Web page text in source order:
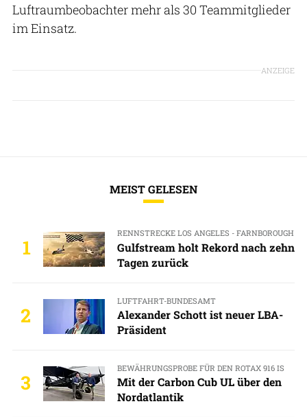
Luftraumbeobachter mehr als 30 Teammitglieder
im Einsatz.
ANZEIGE
MEIST GELESEN
1
RENNSTRECKE LOS ANGELES - FARNBOROUGH
Gulfstream holt Rekord nach zehn
Tagen zurück
2
LUFTFAHRT-BUNDESAMT
Alexander Schott ist neuer LBA-
Präsident
3
BEWÄHRUNGSPROBE FÜR DEN ROTAX 916 IS
Mit der Carbon Cub UL über den
Nordatlantik